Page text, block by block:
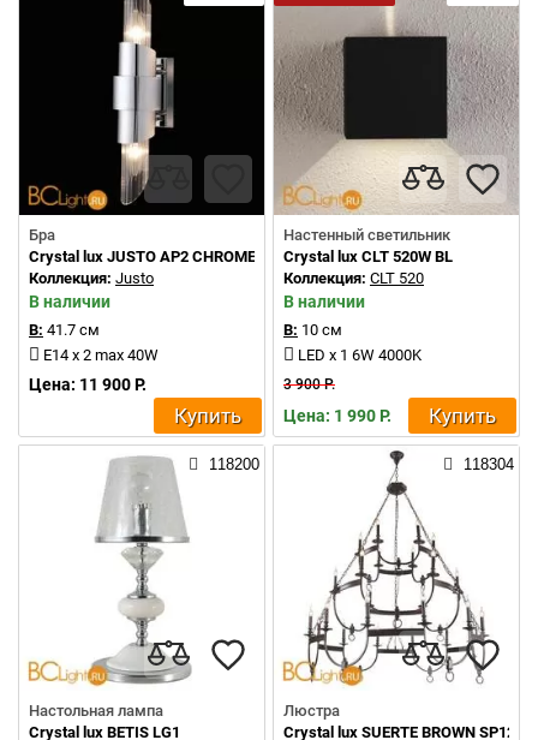
Бра
Crystal lux JUSTO AP2 CHROME
Коллекция: Justo
В наличии
В: 41.7 см
E14 x 2 max 40W
Цена: 11 900 Р.
Купить
Настенный светильник
Crystal lux CLT 520W BL
Коллекция: CLT 520
В наличии
В: 10 см
LED x 1 6W 4000K
3 900 Р.
Цена: 1 990 Р. Купить
118200
Настольная лампа
Crystal lux BETIS LG1
118304
Люстра
Crystal lux SUERTE BROWN